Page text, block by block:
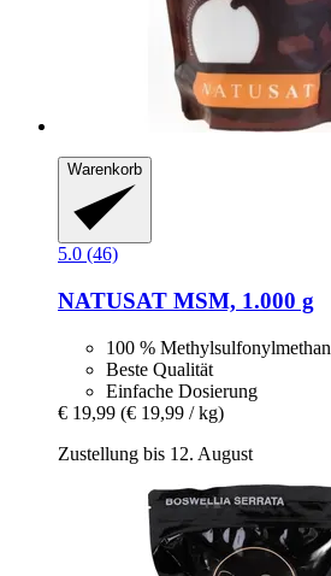
Warenkorb
5.0 (46)
NATUSAT MSM, 1.000 g
100 % Methylsulfonylmethan
Beste Qualität
Einfache Dosierung
€ 19,99 (€ 19,99 / kg)
Zustellung bis 12. August